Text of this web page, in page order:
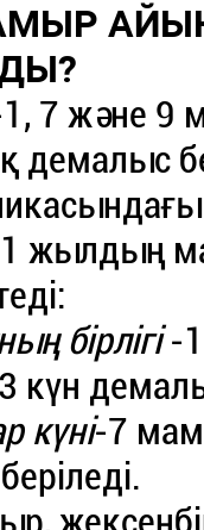
7 және 9
демалыс
жылдың
бірлігі-1
күн
күні-7